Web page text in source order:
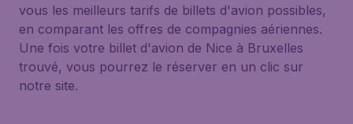
vous les meilleurs tarifs de billets d'avion possibles,
en comparant les offres de compagnies aériennes.
Une fois votre billet d'avion de Nice à Bruxelles
trouvé, vous pourrez le réserver en un clic sur
notre site.